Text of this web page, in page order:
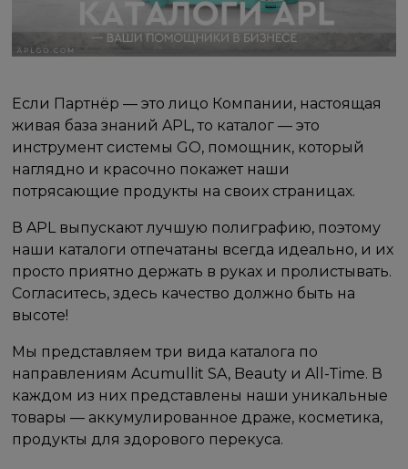
Если Партнёр — это лицо Компании, настоящая
живая база знаний APL, то каталог — это
инструмент системы GO, помощник, который
наглядно и красочно покажет наши
потрясающие продукты на своих страницах.
В APL выпускают лучшую полиграфию, поэтому
наши каталоги отпечатаны всегда идеально, и их
просто приятно держать в руках и пролистывать.
Согласитесь, здесь качество должно быть на
высоте!
Мы представляем три вида каталога по
направлениям Acumullit SA, Beauty и All-Time. В
каждом из них представлены наши уникальные
товары — аккумулированное драже, косметика,
продукты для здорового перекуса.